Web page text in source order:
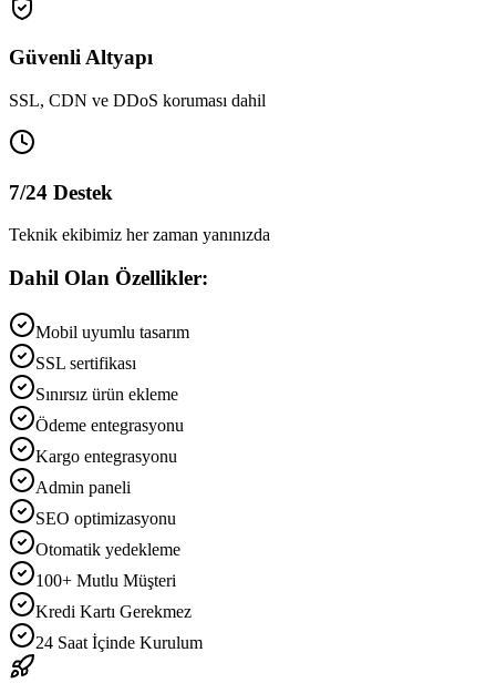
Güvenli Altyapı
SSL, CDN ve DDoS koruması dahil
7/24 Destek
Teknik ekibimiz her zaman yanınızda
Dahil Olan Özellikler:
Mobil uyumlu tasarım
SSL sertifikası
Sınırsız ürün ekleme
Ödeme entegrasyonu
Kargo entegrasyonu
Admin paneli
SEO optimizasyonu
Otomatik yedekleme
100+ Mutlu Müşteri
Kredi Kartı Gerekmez
24 Saat İçinde Kurulum